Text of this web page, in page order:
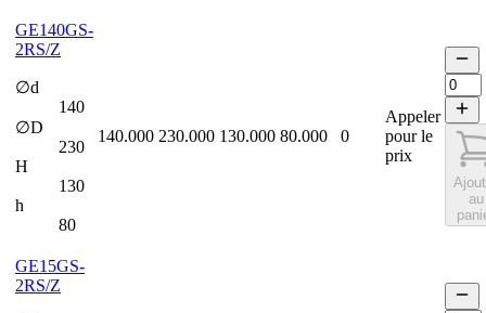
GE140GS-
2RS/Z
∅d
140
∅D
230
H
130
h
80
140.000 230.000 130.000 80.000 0
Appeler
pour le
prix
au
GE15GS-
2RS/Z